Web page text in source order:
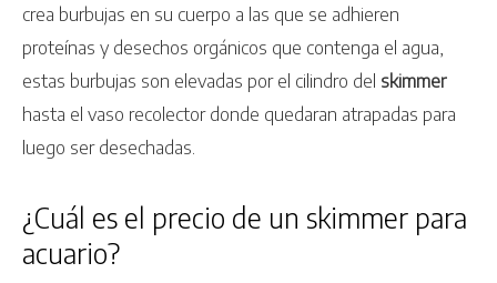
crea burbujas en su cuerpo a las que se adhieren
proteínas y desechos orgánicos que contenga el agua,
estas burbujas son elevadas por el cilindro del skimmer
hasta el vaso recolector donde quedaran atrapadas para
luego ser desechadas.
¿Cuál es el precio de un skimmer para
acuario?